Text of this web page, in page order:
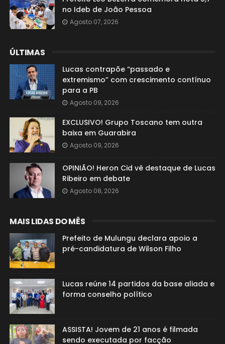
no Ideb de João Pessoa
Agosto 07, 2026
ÚLTIMAS
Lucas contrapõe “passado e
extremismo” com crescimento contínuo
para a PB
Agosto 09, 2026
EXCLUSIVO! Grupo Toscano tem outra
baixa em Guarabira
Agosto 09, 2026
OPINIÃO! Heron Cid vê destaque de Lucas
Ribeiro em debate
Agosto 08, 2026
MAIS LIDAS DO MÊS
Prefeito de Mulungu declara apoio a
pré-candidatura de Wilson Filho
Lucas reúne 14 partidos da base aliada e
forma conselho político
ASSISTA! Jovem de 21 anos é filmada
sendo executada por facção